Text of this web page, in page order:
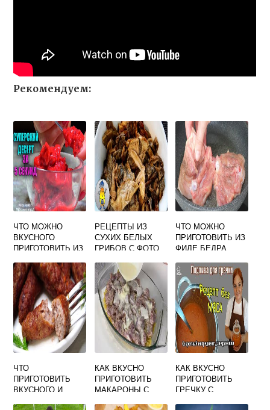
Рекомендуем:
ЧТО МОЖНО
ВКУСНОГО
ПРИГОТОВИТЬ ИЗ
РЕЦЕПТЫ ИЗ
СУХИХ БЕЛЫХ
ГРИБОВ С ФОТО
ВКУСНЫЕ БЛЮДА
ЧТО МОЖНО
ПРИГОТОВИТЬ ИЗ
ФИЛЕ БЕДРА
КОСТИ БЫСТРО И
ВКУСНО НА
СКОВОРОДЕ
ЧТО
ПРИГОТОВИТЬ
ВКУСНОГО И
КАК ВКУСНО
ПРИГОТОВИТЬ
МАКАРОНЫ С
КАК ВКУСНО
ПРИГОТОВИТЬ
ГРЕЧКУ С